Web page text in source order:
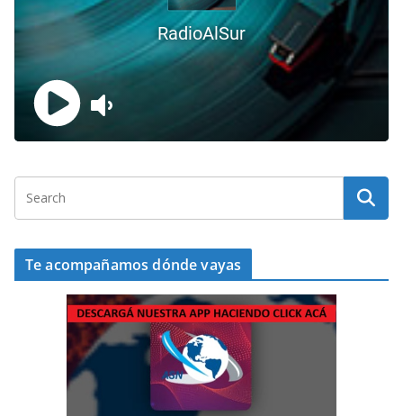
Te acompañamos dónde vayas